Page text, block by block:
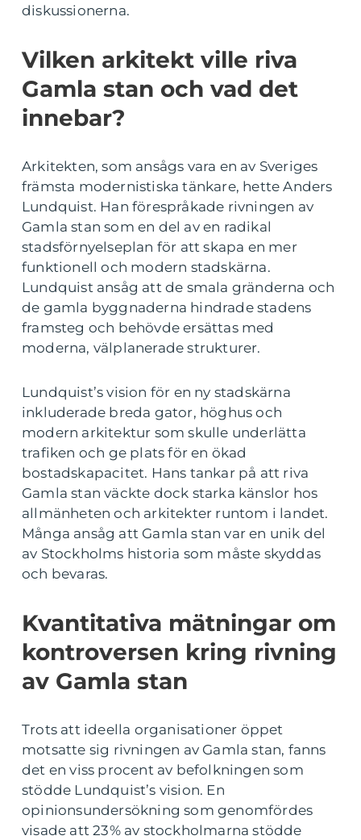
diskussionerna.
Vilken arkitekt ville riva
Gamla stan och vad det
innebar?
Arkitekten, som ansågs vara en av Sveriges
främsta modernistiska tänkare, hette Anders
Lundquist. Han förespråkade rivningen av
Gamla stan som en del av en radikal
stadsförnyelseplan för att skapa en mer
funktionell och modern stadskärna.
Lundquist ansåg att de smala gränderna och
de gamla byggnaderna hindrade stadens
framsteg och behövde ersättas med
moderna, välplanerade strukturer.
Lundquist’s vision för en ny stadskärna
inkluderade breda gator, höghus och
modern arkitektur som skulle underlätta
trafiken och ge plats för en ökad
bostadskapacitet. Hans tankar på att riva
Gamla stan väckte dock starka känslor hos
allmänheten och arkitekter runtom i landet.
Många ansåg att Gamla stan var en unik del
av Stockholms historia som måste skyddas
och bevaras.
Kvantitativa mätningar om
kontroversen kring rivning
av Gamla stan
Trots att ideella organisationer öppet
motsatte sig rivningen av Gamla stan, fanns
det en viss procent av befolkningen som
stödde Lundquist’s vision. En
opinionsundersökning som genomfördes
visade att 23% av stockholmarna stödde